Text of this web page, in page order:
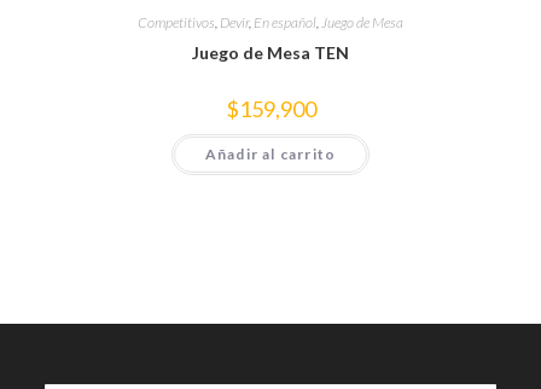
Competitivos, Devir, En español,Juego de Mesa
Juego de Mesa TEN
$159,900
Añadir al carrito